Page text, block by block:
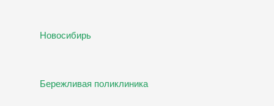
Новосибирь
Бережливая поликлиника